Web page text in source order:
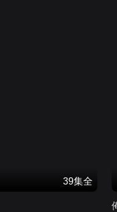
39集全